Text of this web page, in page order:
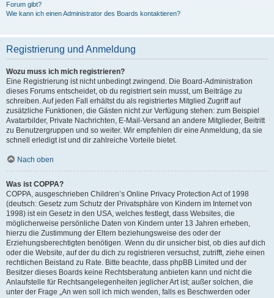
Forum gibt?
Wie kann ich einen Administrator des Boards kontaktieren?
Registrierung und Anmeldung
Wozu muss ich mich registrieren?
Eine Registrierung ist nicht unbedingt zwingend. Die Board-Administration
dieses Forums entscheidet, ob du registriert sein musst, um Beiträge zu
schreiben. Auf jeden Fall erhältst du als registriertes Mitglied Zugriff auf
zusätzliche Funktionen, die Gästen nicht zur Verfügung stehen: zum Beispiel
Avatarbilder, Private Nachrichten, E-Mail-Versand an andere Mitglieder, Beitritt
zu Benutzergruppen und so weiter. Wir empfehlen dir eine Anmeldung, da sie
schnell erledigt ist und dir zahlreiche Vorteile bietet.
Nach oben
Was ist COPPA?
COPPA, ausgeschrieben Children’s Online Privacy Protection Act of 1998
(deutsch: Gesetz zum Schutz der Privatsphäre von Kindern im Internet von
1998) ist ein Gesetz in den USA, welches festlegt, dass Websites, die
möglicherweise persönliche Daten von Kindern unter 13 Jahren erheben,
hierzu die Zustimmung der Eltern beziehungsweise des oder der
Erziehungsberechtigten benötigen. Wenn du dir unsicher bist, ob dies auf dich
oder die Website, auf der du dich zu registrieren versuchst, zutrifft, ziehe einen
rechtlichen Beistand zu Rate. Bitte beachte, dass phpBB Limited und der
Besitzer dieses Boards keine Rechtsberatung anbieten kann und nicht die
Anlaufstelle für Rechtsangelegenheiten jeglicher Art ist; außer solchen, die
unter der Frage „An wen soll ich mich wenden, falls es Beschwerden oder